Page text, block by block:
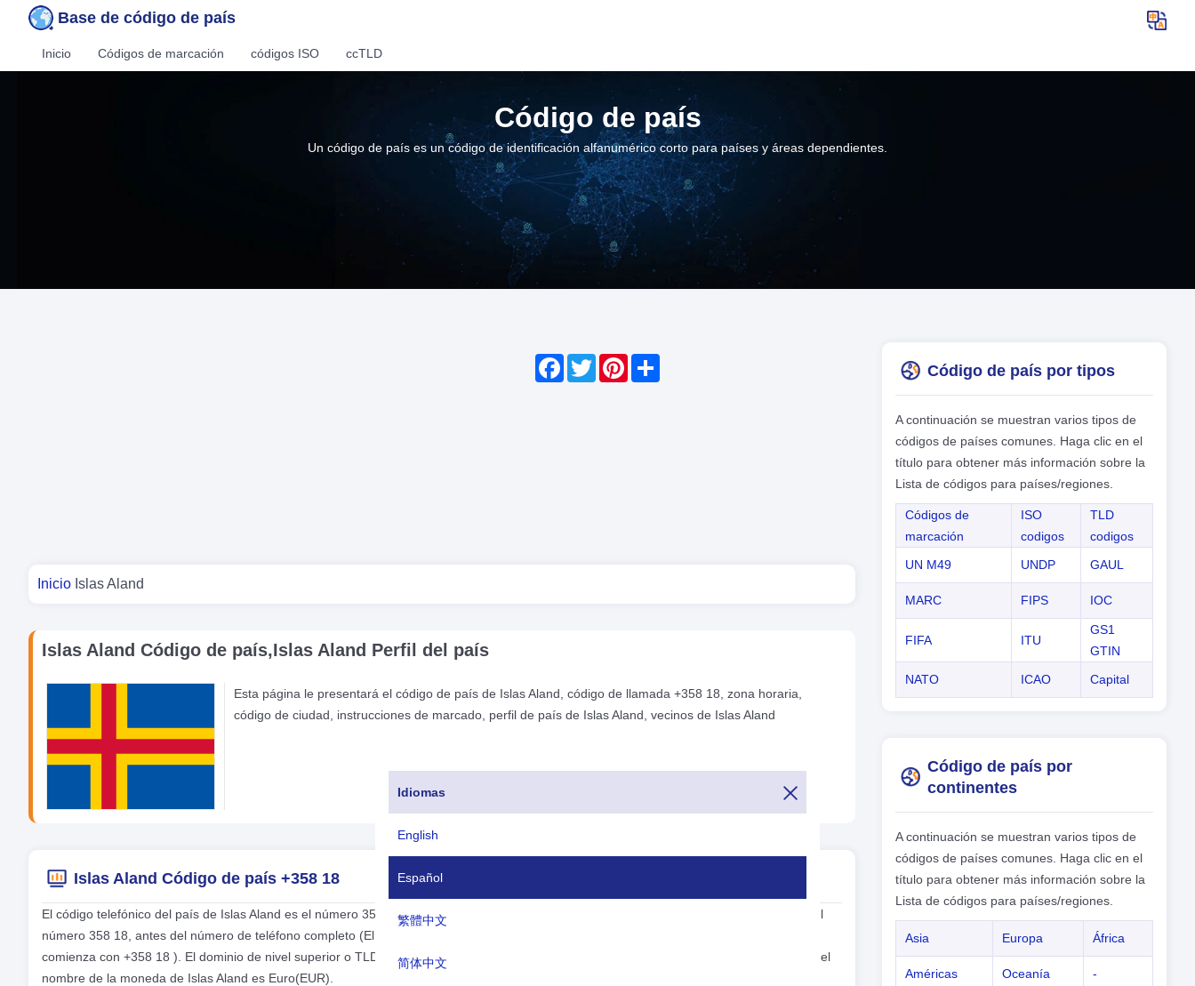
Base de código de país
Idiomas
English
Español
繁體中文
简体中文
Inicio Códigos de marcación códigos ISO ccTLD
Código de país
Un código de país es un código de identificación alfanumérico corto para países y áreas dependientes.
Facebook
Twitter
Pinterest
Share
Usted está aquí
Inicio Islas Aland
Islas Aland Código de país,Islas Aland Perfil del país
Esta página le presentará el código de país de Islas Aland, código de llamada +358 18, zona horaria,
código de ciudad, instrucciones de marcado, perfil de país de Islas Aland, vecinos de Islas Aland
Islas Aland Código de país +358 18
El código telefónico del país de Islas Aland es el número 358 18. Si desea llamar a Islas Aland desde otro país, puede hacerlo marcando el
número 358 18, antes del número de teléfono completo (El código de marcación o código de llamada o código telefónico de Islas Aland
comienza con +358 18 ). El dominio de nivel superior o TLD o dominios de Internet específicos del país para Islas Aland termina con .ax y el
nombre de la moneda de Islas Aland es Euro(EUR).
Código de país por tipos
A continuación se muestran varios tipos de
códigos de países comunes. Haga clic en el
título para obtener más información sobre la
Lista de códigos para países/regiones.
Códigos de
marcación
ISO
codigos
TLD
codigos
UN M49
UNDP GAUL
MARC FIPS IOC
FIFA ITU
GS1
GTIN
NATO
ICAO Capital
Código de país por
continentes
A continuación se muestran varios tipos de
códigos de países comunes. Haga clic en el
título para obtener más información sobre la
Lista de códigos para países/regiones.
Asia Europa África
Américas Oceanía -